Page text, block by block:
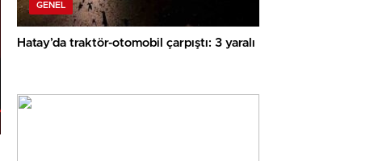
GENEL
Hatay’da traktör-otomobil çarpıştı: 3 yaralı